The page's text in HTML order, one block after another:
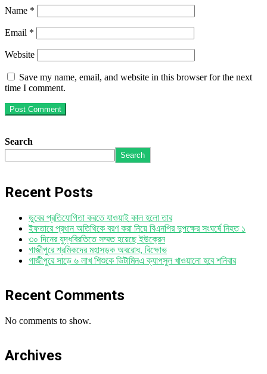
Name *
Email *
Website
Save my name, email, and website in this browser for the next
time I comment.
Search
Search
Recent Posts
ডুবের প্রতিযোগিতা করতে যাওয়াই কাল হলো তার
ইফতারে প্রধান অতিথিকে বরণ করা নিয়ে বিএনপির দুপক্ষের সংঘর্ষে নিহত ১
৩০ দিনের যুদ্ধবিরতিতে সম্মত হয়েছে ইউক্রেন
গাজীপুরে শ্রমিকদের মহাসড়ক অবরোধ, বিক্ষোভ
গাজীপুরে সাড়ে ৬ লাখ শিশুকে ভিটামিনএ ক্যাপসুল খাওয়ানো হবে শনিবার
Recent Comments
No comments to show.
Archives